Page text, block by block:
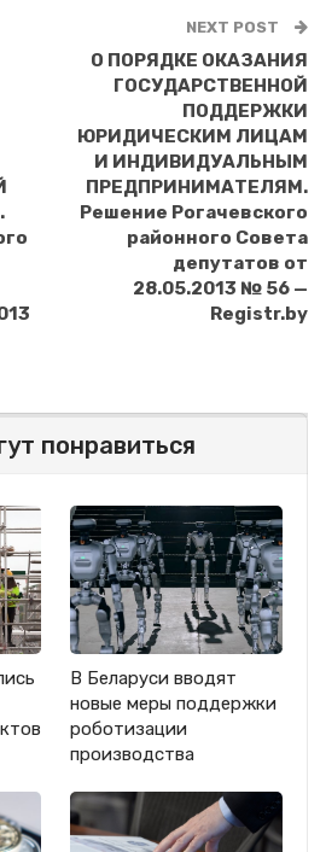
NEXT POST
О ПОРЯДКЕ ОКАЗАНИЯ
ГОСУДАРСТВЕННОЙ
ПОДДЕРЖКИ
ЮРИДИЧЕСКИМ ЛИЦАМ
И ИНДИВИДУАЛЬНЫМ
ПРЕДПРИНИМАТЕЛЯМ.
Решение Рогачевского
районного Совета
депутатов от
28.05.2013 № 56 —
Registr.by
понравиться
В Беларуси вводят
новые меры поддержки
роботизации
производства